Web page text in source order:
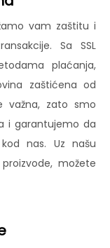
vam zaštitu i
Sa SSL
plaćanja,
zaštićena od
važna, zato smo
i garantujemo da
nas. Uz našu
možete